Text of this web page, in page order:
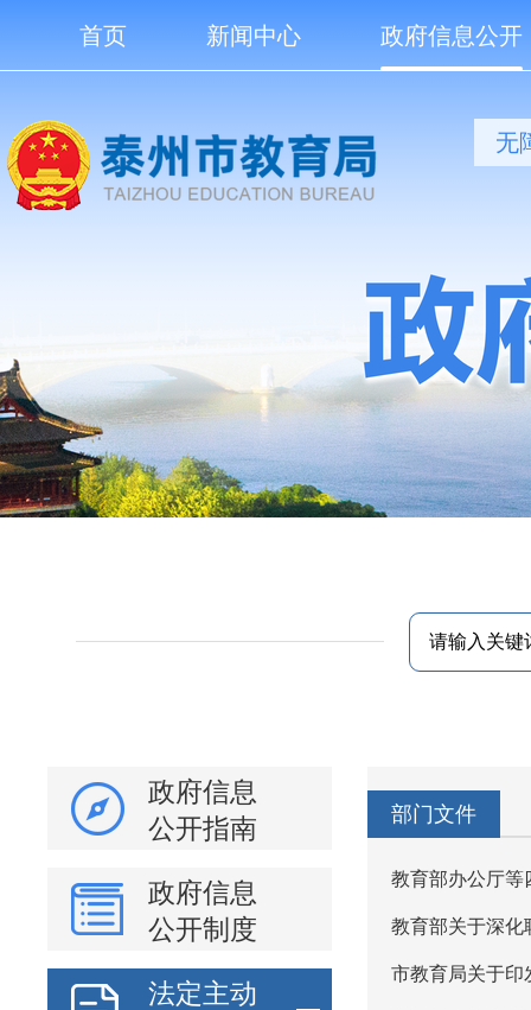
首页 新闻中心 政府信息公开
无
政府信息
公开指南
政府信息
公开制度
法定主动
部门文件
教育部办公厅等
教育部关于深化
市教育局关于印